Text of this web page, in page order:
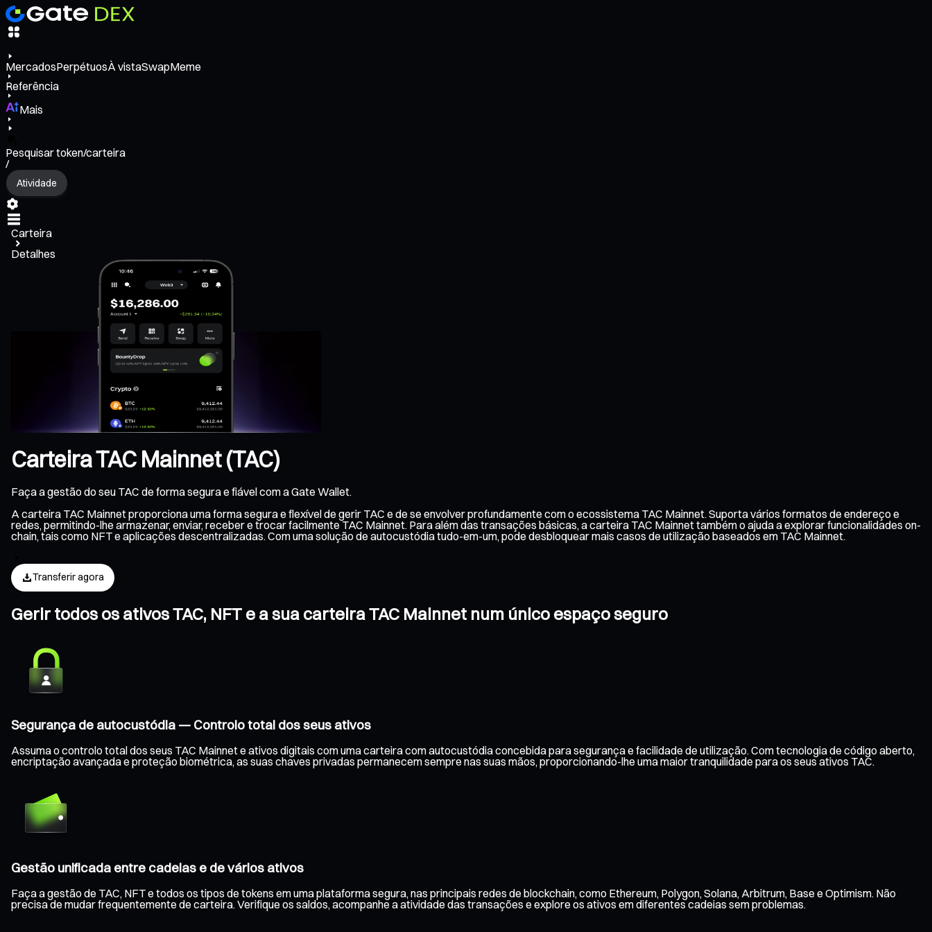
MercadosPerpétuosÀ vistaSwapMeme
Referência
Mais
Pesquisar token/carteira
/
Atividade
Carteira
Detalhes
Carteira TAC Mainnet (TAC)
Faça a gestão do seu TAC de forma segura e fiável com a Gate Wallet.
A carteira TAC Mainnet proporciona uma forma segura e flexível de gerir TAC e de se envolver profundamente com o ecossistema TAC Mainnet. Suporta vários formatos de endereço e
redes, permitindo-lhe armazenar, enviar, receber e trocar facilmente TAC Mainnet. Para além das transações básicas, a carteira TAC Mainnet também o ajuda a explorar funcionalidades on-
chain, tais como NFT e aplicações descentralizadas. Com uma solução de autocustódia tudo-em-um, pode desbloquear mais casos de utilização baseados em TAC Mainnet.
Transferir agora
Gerir todos os ativos TAC, NFT e a sua carteira TAC Mainnet num único espaço seguro
Segurança de autocustódia — Controlo total dos seus ativos
Assuma o controlo total dos seus TAC Mainnet e ativos digitais com uma carteira com autocustódia concebida para segurança e facilidade de utilização. Com tecnologia de código aberto,
encriptação avançada e proteção biométrica, as suas chaves privadas permanecem sempre nas suas mãos, proporcionando-lhe uma maior tranquilidade para os seus ativos TAC.
Gestão unificada entre cadeias e de vários ativos
Faça a gestão de TAC, NFT e todos os tipos de tokens em uma plataforma segura, nas principais redes de blockchain, como Ethereum, Polygon, Solana, Arbitrum, Base e Optimism. Não
precisa de mudar frequentemente de carteira. Verifique os saldos, acompanhe a atividade das transações e explore os ativos em diferentes cadeias sem problemas.